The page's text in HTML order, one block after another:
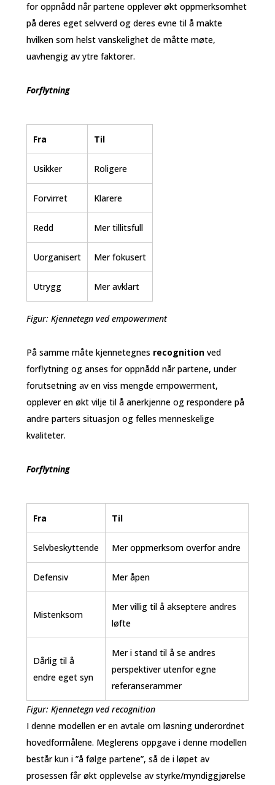
for oppnådd når partene opplever økt oppmerksomhet
på deres eget selvverd og deres evne til å makte
hvilken som helst vanskelighet de måtte møte,
uavhengig av ytre faktorer.
Forflytning
Fra Til
Usikker Roligere
Forvirret Klarere
Redd Mer tillitsfull
Uorganisert Mer fokusert
Utrygg Mer avklart
Figur: Kjennetegn ved empowerment
På samme måte kjennetegnes recognitionved
forflytning og anses for oppnådd når partene, under
forutsetning av en viss mengde empowerment,
opplever en økt vilje til å anerkjenne og respondere på
andre parters situasjon og felles menneskelige
kvaliteter.
Forflytning
Fra Til
Selvbeskyttende Mer oppmerksom overfor andre
Defensiv Mer åpen
Mistenksom
Mer villig til å akseptere andres
løfte
Dårlig til å
endre eget syn
Mer i stand til å se andres
perspektiver utenfor egne
referanserammer
Figur: Kjennetegn ved recognition
I denne modellen er en avtale om løsning underordnet
hovedformålene. Meglerens oppgave i denne modellen
består kun i ”å følge partene”, så de i løpet av
prosessen får økt opplevelse av styrke/myndiggjørelse